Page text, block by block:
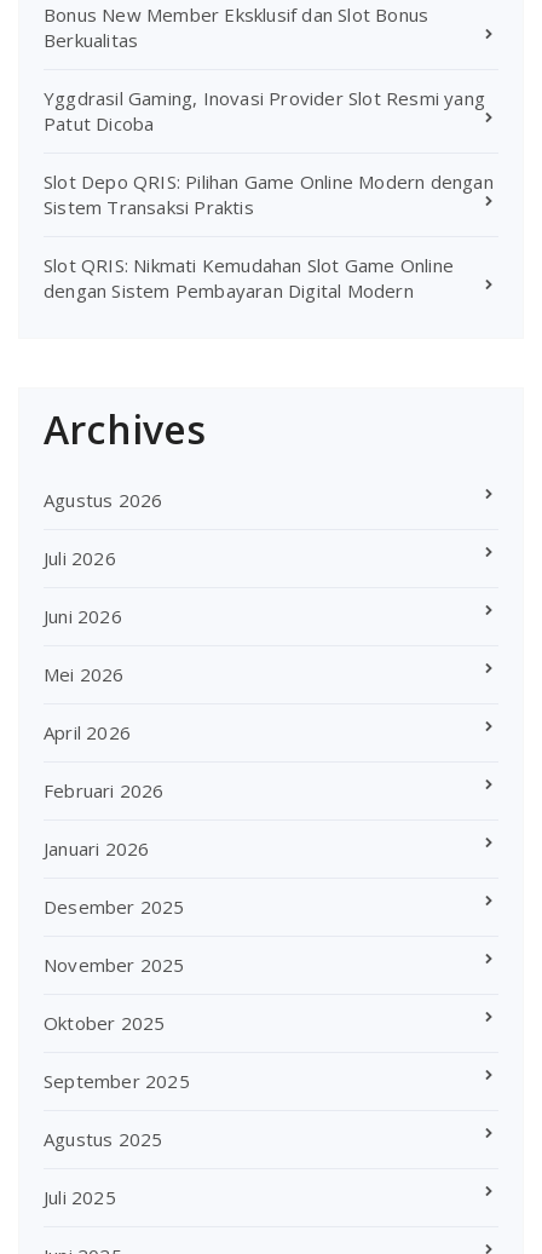
Bonus New Member Eksklusif dan Slot Bonus
Berkualitas
Yggdrasil Gaming, Inovasi Provider Slot Resmi yang
Patut Dicoba
Slot Depo QRIS: Pilihan Game Online Modern dengan
Sistem Transaksi Praktis
Slot QRIS: Nikmati Kemudahan Slot Game Online
dengan Sistem Pembayaran Digital Modern
Archives
Agustus 2026
Juli 2026
Juni 2026
Mei 2026
April 2026
Februari 2026
Januari 2026
Desember 2025
November 2025
Oktober 2025
September 2025
Agustus 2025
Juli 2025